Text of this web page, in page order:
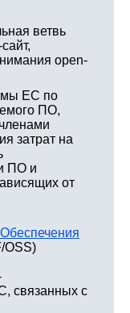
ветвь
open-
ЕС по
ПО,
затрат на
ПО и
от
OSS)
связанных с